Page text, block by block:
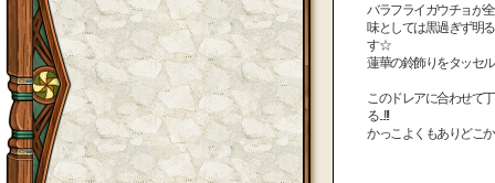
バラフライガウチョが
味としては黒過ぎず明
す☆
蓮華の鈴飾りをタッセ
このドレアに合わせて
る...!!!
かっこよくもありどこ